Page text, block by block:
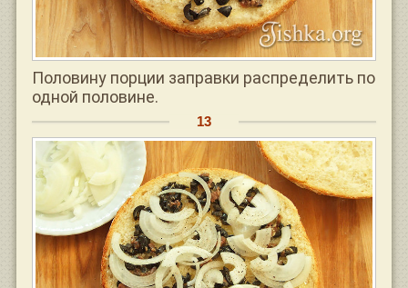
Половину порции заправки распределить по
одной половине.